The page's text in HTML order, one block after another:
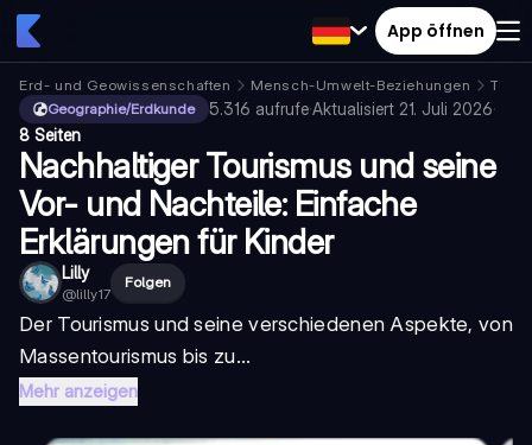
App öffnen
Erd- und Geowissenschaften Mensch-Umwelt-Beziehungen
Geographie/Erdkunde
5.316 aufrufe·Aktualisiert 21. Juli 2026·
8 Seiten
Nachhaltiger Tourismus und seine
Vor- und Nachteile: Einfache
Erklärungen für Kinder
Lilly
@lilly17
Folgen
Der Tourismus und seine verschiedenen Aspekte, von
Massentourismus bis zu...
Mehr anzeigen